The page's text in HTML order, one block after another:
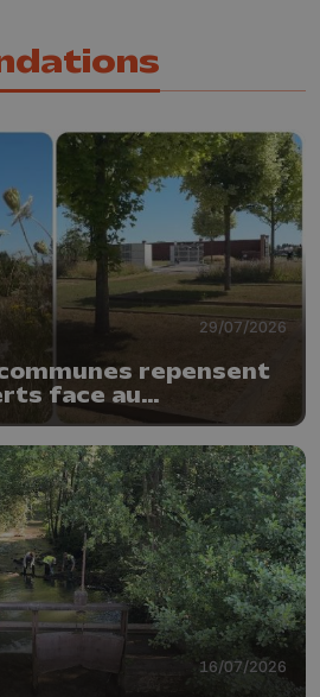
29/07/2026
repensent
face au
16/07/2026